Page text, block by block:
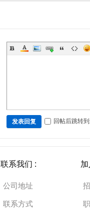
发表回复 回帖后跳转
联系我们 :
公司地址
联系方式